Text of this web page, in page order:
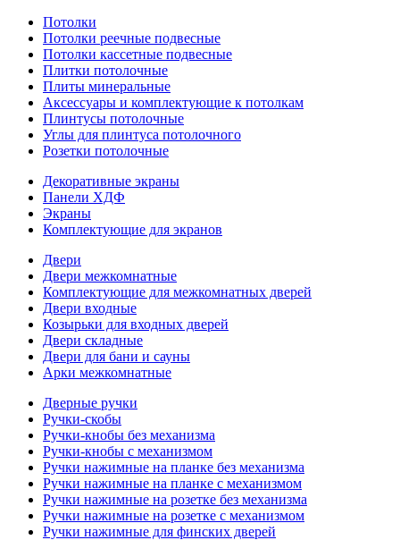
Потолки
Потолки реечные подвесные
Потолки кассетные подвесные
Плитки потолочные
Плиты минеральные
Аксессуары и комплектующие к потолкам
Плинтусы потолочные
Углы для плинтуса потолочного
Розетки потолочные
Декоративные экраны
Панели ХДФ
Экраны
Комплектующие для экранов
Двери
Двери межкомнатные
Комплектующие для межкомнатных дверей
Двери входные
Козырьки для входных дверей
Двери складные
Двери для бани и сауны
Арки межкомнатные
Дверные ручки
Ручки-скобы
Ручки-кнобы без механизма
Ручки-кнобы с механизмом
Ручки нажимные на планке без механизма
Ручки нажимные на планке с механизмом
Ручки нажимные на розетке без механизма
Ручки нажимные на розетке с механизмом
Ручки нажимные для финских дверей